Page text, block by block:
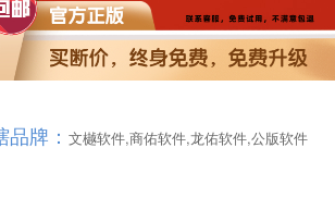
牌： 文樾软件,商佑软件,龙佑软件,公版软件